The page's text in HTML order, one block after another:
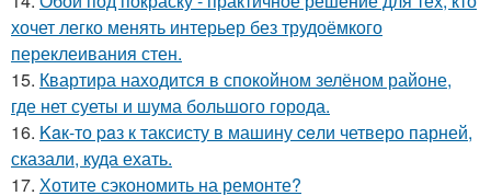
хочет легко менять интерьер без трудоёмкого
переклеивания стен.
15. Квартира находится в спокойном зелёном районе,
где нет суеты и шума большого города.
16. Kaк-то paз к таксисту в машину ceли четверо парней,
сказали, куда ехать.
17. Хотите сэкономить на ремонте?